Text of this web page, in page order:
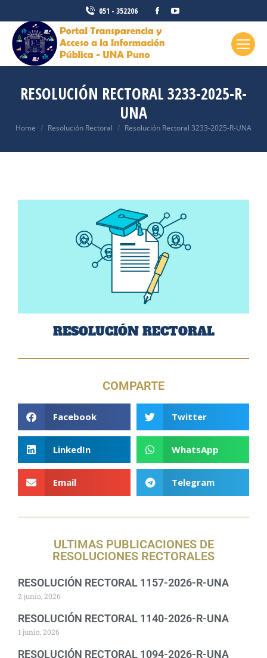
051 - 352206
RESOLUCIÓN RECTORAL 3233-2025-R-
UNA
You are here:
Home Resolución Rectoral Resolución Rectoral 3233-2025-R-UNA
RESOLUCIÓN RECTORAL
COMPARTE
Facebook Twitter
LinkedIn WhatsApp
Email Telegram
ULTIMAS PUBLICACIONES DE
RESOLUCIONES RECTORALES
RESOLUCIÓN RECTORAL 1157-2026-R-UNA
2 junio, 2026
RESOLUCIÓN RECTORAL 1140-2026-R-UNA
1 junio, 2026
RESOLUCIÓN RECTORAL 1094-2026-R-UNA